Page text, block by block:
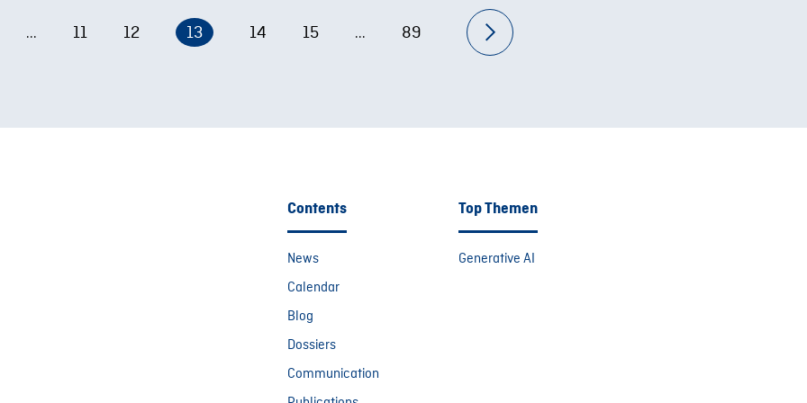
... 11 12 13 14 15 ... 89
Contents
News
Calendar
Blog
Dossiers
Communication
Top Themen
Generative AI